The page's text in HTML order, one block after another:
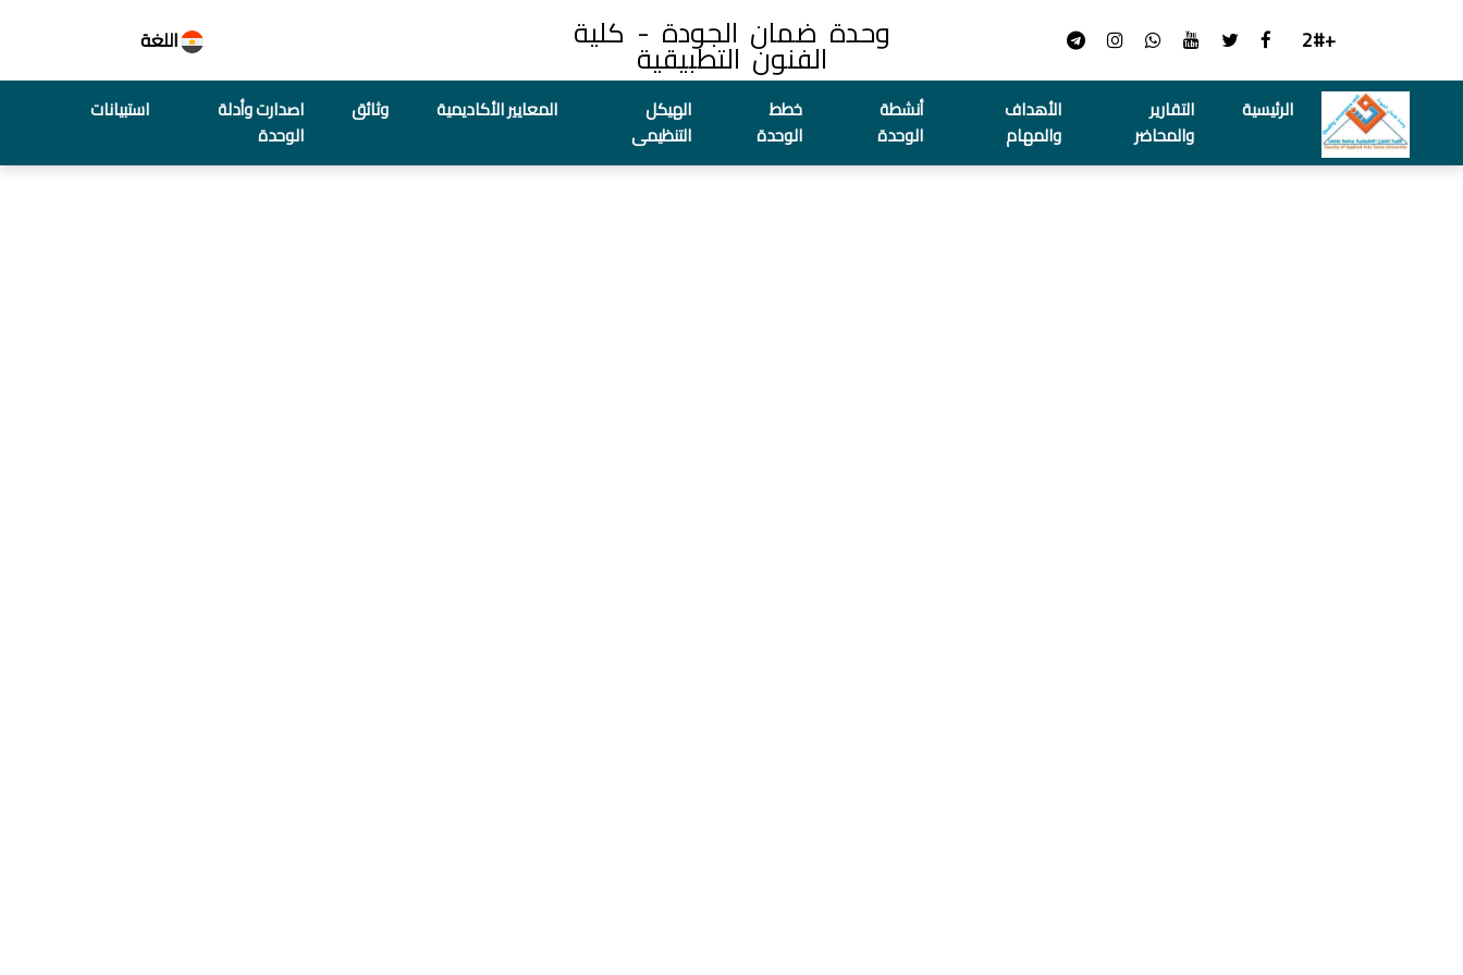
+2# وحدة ضمان الجودة - كلية
الفنون التطبيقية اللغة
الرئيسية
التقارير
والمحاضر
الأهداف
والمهام
أنشطة
الوحدة
خطط
الوحدة
الهيكل
التنظيمى
المعايير الأكاديمية وثائق
اصدارت وأدلة
الوحدة
استبيانات